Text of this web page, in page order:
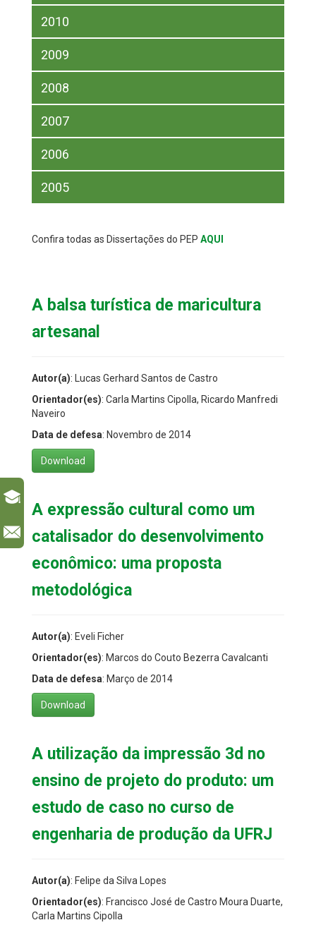
2010
2009
2008
2007
2006
2005
Confira todas as Dissertações do PEP AQUI
A balsa turística de maricultura
artesanal
Autor(a): Lucas Gerhard Santos de Castro
Orientador(es): Carla Martins Cipolla, Ricardo Manfredi
Naveiro
Data de defesa: Novembro de 2014
Download
A expressão cultural como um
catalisador do desenvolvimento
econômico: uma proposta
metodológica
Autor(a): Eveli Ficher
Orientador(es): Marcos do Couto Bezerra Cavalcanti
Data de defesa: Março de 2014
Download
A utilização da impressão 3d no
ensino de projeto do produto: um
estudo de caso no curso de
engenharia de produção da UFRJ
Autor(a): Felipe da Silva Lopes
Orientador(es): Francisco José de Castro Moura Duarte,
Carla Martins Cipolla